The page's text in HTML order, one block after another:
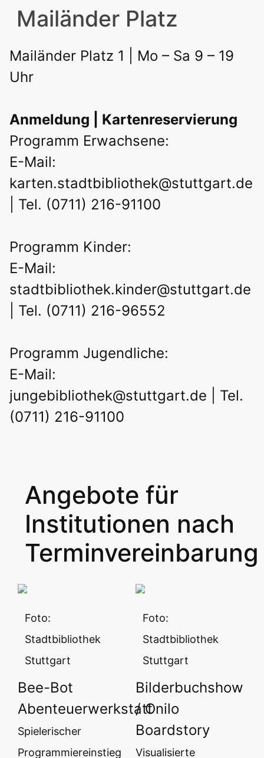
Mailänder Platz
Mailänder Platz 1 | Mo – Sa 9 – 19
Uhr
Anmeldung | Kartenreservierung
Programm Erwachsene:
E-Mail:
karten.stadtbibliothek@stuttgart.de
| Tel. (0711) 216-91100
Programm Kinder:
E-Mail:
stadtbibliothek.kinder@stuttgart.de
| Tel. (0711) 216-96552
Programm Jugendliche:
E-Mail:
jungebibliothek@stuttgart.de | Tel.
(0711) 216-91100
Angebote für
Institutionen nach
Terminvereinbarung
Foto:
Stadtbibliothek
Stuttgart
Bee-Bot
Abenteuerwerkstatt
Spielerischer
Programmiereinstieg
Foto:
Stadtbibliothek
Stuttgart
Bilderbuchshow
/ Onilo
Boardstory
Visualisierte